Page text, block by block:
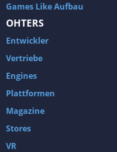
Games Like Aufbau
OHTERS
Entwickler
Vertriebe
Engines
Plattformen
Magazine
Stores
VR